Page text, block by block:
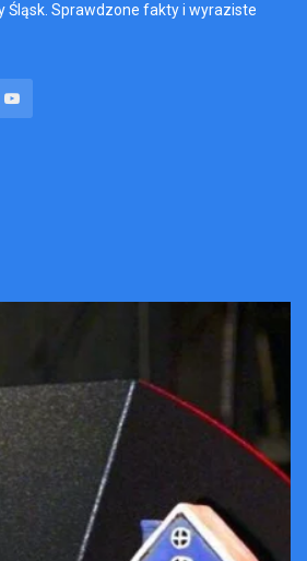
Śląsk. Sprawdzone fakty i wyraziste